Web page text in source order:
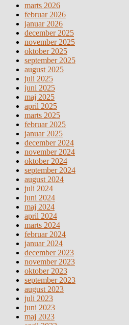
marts 2026
februar 2026
januar 2026
december 2025
november 2025
oktober 2025
september 2025
august 2025
juli 2025
juni 2025
maj 2025
april 2025
marts 2025
februar 2025
januar 2025
december 2024
november 2024
oktober 2024
september 2024
august 2024
juli 2024
juni 2024
maj 2024
april 2024
marts 2024
februar 2024
januar 2024
december 2023
november 2023
oktober 2023
september 2023
august 2023
juli 2023
juni 2023
maj 2023